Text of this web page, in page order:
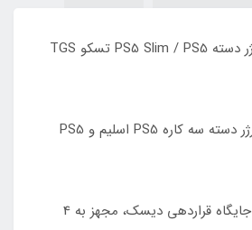
پایه نگهدارنده و شارژر دسته PS5 Slim / PS5 تسکو TGS
فن خنک کننده و شارژر دسته سه کاره PS5 اسلیم و PS5
بهره مندی از 14 عدد جایگاه قراردهی دیسک، مجهز به 4